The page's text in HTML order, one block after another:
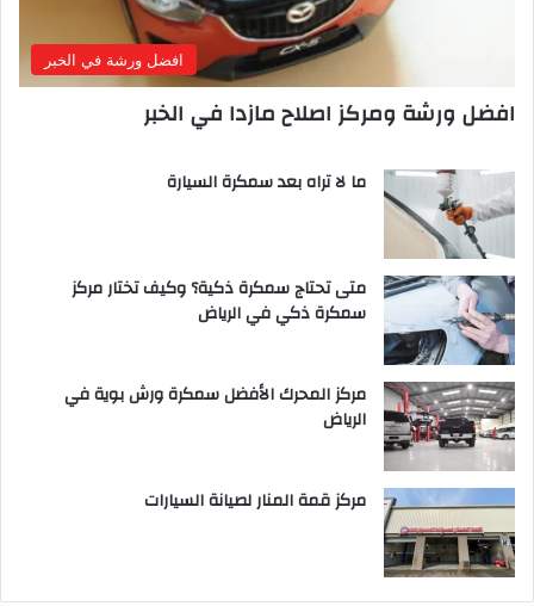
افضل ورشة في الخبر
افضل ورشة ومركز اصلاح مازدا في الخبر
ما لا تراه بعد سمكرة السيارة
متى تحتاج سمكرة ذكية؟ وكيف تختار مركز
سمكرة ذكي في الرياض
مركز المحرك الأفضل سمكرة ورش بوية في
الرياض
مركز قمة المنار لصيانة السيارات